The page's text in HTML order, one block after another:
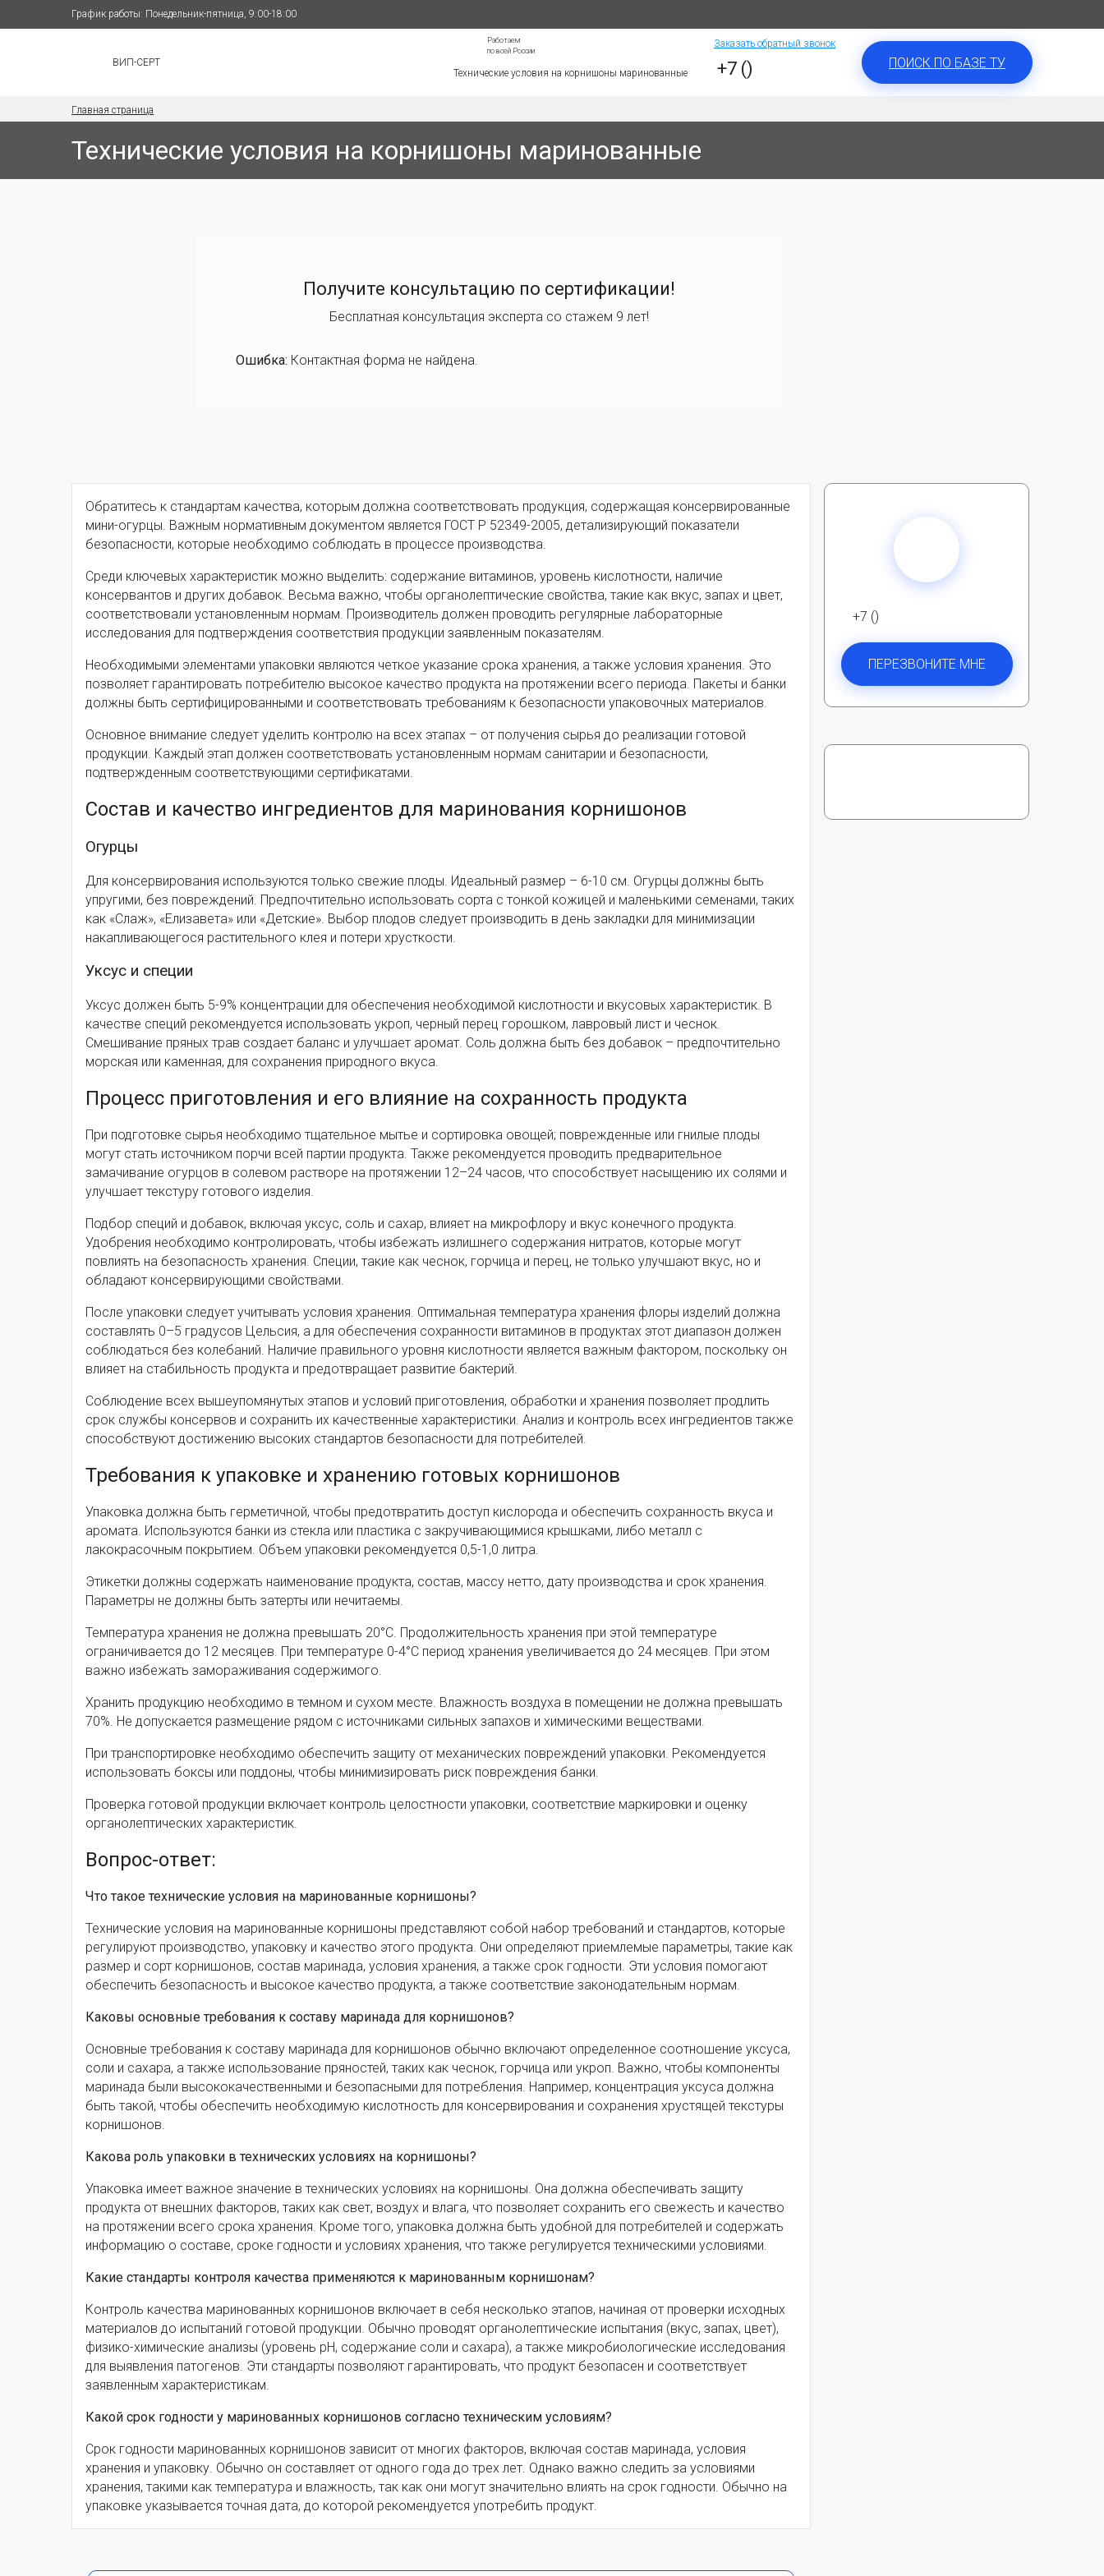
График работы: Понедельник-пятница, 9:00-18:00
ВИП-СЕРТ
Работаем
по всей России
Технические условия на корнишоны маринованные
Заказать обратный звонок
+7 () ПОИСК ПО БАЗЕ ТУ
Главная страница
Технические условия на корнишоны маринованные
Получите консультацию по сертификации!
Бесплатная консультация эксперта со стажем 9 лет!
Ошибка: Контактная форма не найдена.
Обратитесь к стандартам качества, которым должна соответствовать продукция, содержащая консервированные
мини-огурцы. Важным нормативным документом является ГОСТ Р 52349-2005, детализирующий показатели
безопасности, которые необходимо соблюдать в процессе производства.
Среди ключевых характеристик можно выделить: содержание витаминов, уровень кислотности, наличие
консервантов и других добавок. Весьма важно, чтобы органолептические свойства, такие как вкус, запах и цвет,
соответствовали установленным нормам. Производитель должен проводить регулярные лабораторные
исследования для подтверждения соответствия продукции заявленным показателям.
Необходимыми элементами упаковки являются четкое указание срока хранения, а также условия хранения. Это
позволяет гарантировать потребителю высокое качество продукта на протяжении всего периода. Пакеты и банки
должны быть сертифицированными и соответствовать требованиям к безопасности упаковочных материалов.
Основное внимание следует уделить контролю на всех этапах – от получения сырья до реализации готовой
продукции. Каждый этап должен соответствовать установленным нормам санитарии и безопасности,
подтвержденным соответствующими сертификатами.
Состав и качество ингредиентов для маринования корнишонов
Огурцы
Для консервирования используются только свежие плоды. Идеальный размер – 6-10 см. Огурцы должны быть
упругими, без повреждений. Предпочтительно использовать сорта с тонкой кожицей и маленькими семенами, таких
как «Слаж», «Елизавета» или «Детские». Выбор плодов следует производить в день закладки для минимизации
накапливающегося растительного клея и потери хрусткости.
Уксус и специи
Уксус должен быть 5-9% концентрации для обеспечения необходимой кислотности и вкусовых характеристик. В
качестве специй рекомендуется использовать укроп, черный перец горошком, лавровый лист и чеснок.
Смешивание пряных трав создает баланс и улучшает аромат. Соль должна быть без добавок – предпочтительно
морская или каменная, для сохранения природного вкуса.
Процесс приготовления и его влияние на сохранность продукта
При подготовке сырья необходимо тщательное мытье и сортировка овощей; поврежденные или гнилые плоды
могут стать источником порчи всей партии продукта. Также рекомендуется проводить предварительное
замачивание огурцов в солевом растворе на протяжении 12–24 часов, что способствует насыщению их солями и
улучшает текстуру готового изделия.
Подбор специй и добавок, включая уксус, соль и сахар, влияет на микрофлору и вкус конечного продукта.
Удобрения необходимо контролировать, чтобы избежать излишнего содержания нитратов, которые могут
повлиять на безопасность хранения. Специи, такие как чеснок, горчица и перец, не только улучшают вкус, но и
обладают консервирующими свойствами.
После упаковки следует учитывать условия хранения. Оптимальная температура хранения флоры изделий должна
составлять 0–5 градусов Цельсия, а для обеспечения сохранности витаминов в продуктах этот диапазон должен
соблюдаться без колебаний. Наличие правильного уровня кислотности является важным фактором, поскольку он
влияет на стабильность продукта и предотвращает развитие бактерий.
Соблюдение всех вышеупомянутых этапов и условий приготовления, обработки и хранения позволяет продлить
срок службы консервов и сохранить их качественные характеристики. Анализ и контроль всех ингредиентов также
способствуют достижению высоких стандартов безопасности для потребителей.
Требования к упаковке и хранению готовых корнишонов
Упаковка должна быть герметичной, чтобы предотвратить доступ кислорода и обеспечить сохранность вкуса и
аромата. Используются банки из стекла или пластика с закручивающимися крышками, либо металл с
лакокрасочным покрытием. Объем упаковки рекомендуется 0,5-1,0 литра.
Этикетки должны содержать наименование продукта, состав, массу нетто, дату производства и срок хранения.
Параметры не должны быть затерты или нечитаемы.
Температура хранения не должна превышать 20°C. Продолжительность хранения при этой температуре
ограничивается до 12 месяцев. При температуре 0-4°C период хранения увеличивается до 24 месяцев. При этом
важно избежать замораживания содержимого.
Хранить продукцию необходимо в темном и сухом месте. Влажность воздуха в помещении не должна превышать
70%. Не допускается размещение рядом с источниками сильных запахов и химическими веществами.
При транспортировке необходимо обеспечить защиту от механических повреждений упаковки. Рекомендуется
использовать боксы или поддоны, чтобы минимизировать риск повреждения банки.
Проверка готовой продукции включает контроль целостности упаковки, соответствие маркировки и оценку
органолептических характеристик.
Вопрос-ответ:
Что такое технические условия на маринованные корнишоны?
Технические условия на маринованные корнишоны представляют собой набор требований и стандартов, которые
регулируют производство, упаковку и качество этого продукта. Они определяют приемлемые параметры, такие как
размер и сорт корнишонов, состав маринада, условия хранения, а также срок годности. Эти условия помогают
обеспечить безопасность и высокое качество продукта, а также соответствие законодательным нормам.
Каковы основные требования к составу маринада для корнишонов?
Основные требования к составу маринада для корнишонов обычно включают определенное соотношение уксуса,
соли и сахара, а также использование пряностей, таких как чеснок, горчица или укроп. Важно, чтобы компоненты
маринада были высококачественными и безопасными для потребления. Например, концентрация уксуса должна
быть такой, чтобы обеспечить необходимую кислотность для консервирования и сохранения хрустящей текстуры
корнишонов.
Какова роль упаковки в технических условиях на корнишоны?
Упаковка имеет важное значение в технических условиях на корнишоны. Она должна обеспечивать защиту
продукта от внешних факторов, таких как свет, воздух и влага, что позволяет сохранить его свежесть и качество
на протяжении всего срока хранения. Кроме того, упаковка должна быть удобной для потребителей и содержать
информацию о составе, сроке годности и условиях хранения, что также регулируется техническими условиями.
Какие стандарты контроля качества применяются к маринованным корнишонам?
Контроль качества маринованных корнишонов включает в себя несколько этапов, начиная от проверки исходных
материалов до испытаний готовой продукции. Обычно проводят органолептические испытания (вкус, запах, цвет),
физико-химические анализы (уровень pH, содержание соли и сахара), а также микробиологические исследования
для выявления патогенов. Эти стандарты позволяют гарантировать, что продукт безопасен и соответствует
заявленным характеристикам.
Какой срок годности у маринованных корнишонов согласно техническим условиям?
Срок годности маринованных корнишонов зависит от многих факторов, включая состав маринада, условия
хранения и упаковку. Обычно он составляет от одного года до трех лет. Однако важно следить за условиями
хранения, такими как температура и влажность, так как они могут значительно влиять на срок годности. Обычно на
упаковке указывается точная дата, до которой рекомендуется употребить продукт.
+7 ()
ПЕРЕЗВОНИТЕ МНЕ